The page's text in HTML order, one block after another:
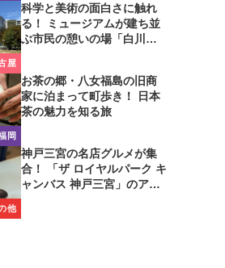
屋
科学と美術の面白さに触れ
る！ ミュージアムが建ち並
ぶ市民の憩いの場「白川公
岡
お茶の郷・八女福島の旧商
家に泊まって町歩き！ 日本
茶の魅力を知る旅
他
神戸三宮の名店グルメが集
合！ 「ザ ロイヤルパーク キ
ャンバス 神戸三宮」のアフ